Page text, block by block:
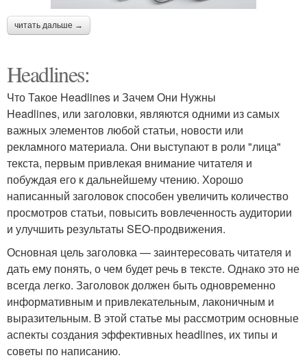
читать дальше →
Headlines:
Что Такое Headlines и Зачем Они Нужны
Headlines, или заголовки, являются одними из самых
важных элементов любой статьи, новости или
рекламного материала. Они выступают в роли "лица"
текста, первым привлекая внимание читателя и
побуждая его к дальнейшему чтению. Хорошо
написанный заголовок способен увеличить количество
просмотров статьи, повысить вовлеченность аудитории
и улучшить результаты SEO-продвижения.
Основная цель заголовка — заинтересовать читателя и
дать ему понять, о чем будет речь в тексте. Однако это не
всегда легко. Заголовок должен быть одновременно
информативным и привлекательным, лаконичным и
выразительным. В этой статье мы рассмотрим основные
аспекты создания эффективных headlines, их типы и
советы по написанию.